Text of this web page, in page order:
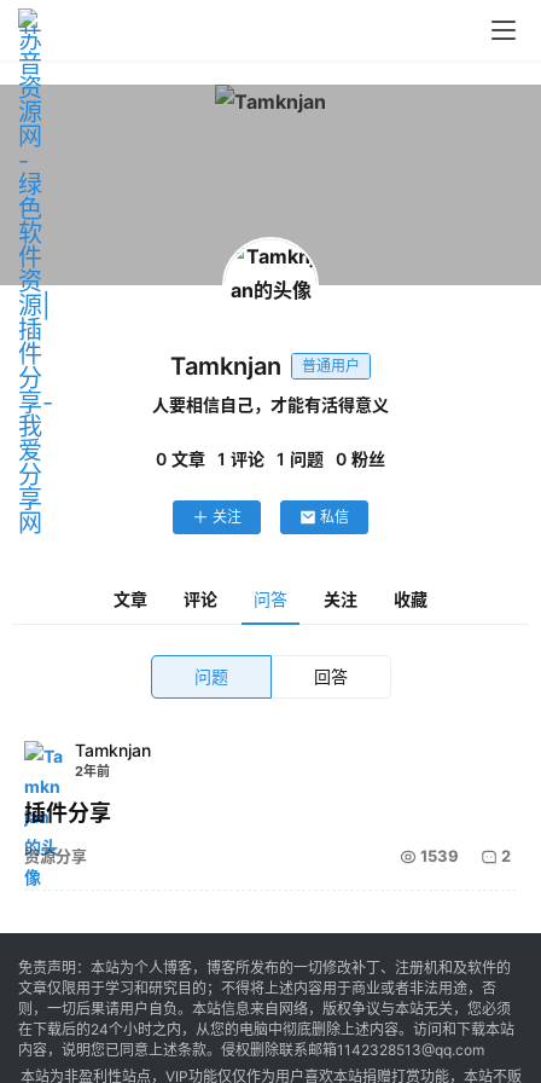
问
答
中
心
P
C
M
a
c
软
件
安
系
统
戏
办
公
Tamknjan 普通用户
人要相信自己，才能有活得意义
0 文章 1 评论 1 问题 0 粉丝
关注 私信
文章 评论 问答 关注 收藏
问题 回答
Tamknjan
2年前
插件分享
资源分享 1539 2
免责声明：本站为个人博客，博客所发布的一切修改补丁、注册机和及软件的
文章仅限用于学习和研究目的；不得将上述内容用于商业或者非法用途，否
则，一切后果请用户自负。本站信息来自网络，版权争议与本站无关，您必须
在下载后的24个小时之内，从您的电脑中彻底删除上述内容。访问和下载本站
内容，说明您已同意上述条款。侵权删除联系邮箱1142328513@qq.com
本站为非盈利性站点，VIP功能仅仅作为用户喜欢本站捐赠打赏功能，本站不贩